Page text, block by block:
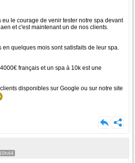
eu le courage de venir tester notre spa devant
et c'est maintenant un de nos clients.
en quelques mois sont satisfaits de leur spa.
français et un spa à 10k est une
disponibles sur Google ou sur notre site